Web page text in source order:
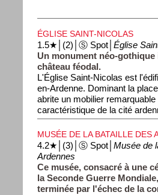
ÉGLISE SAINT-NICOLAS
1.5★│(2)│Ⓢ Spot│Église
Un monument néo-
château féodal.
L'Église Saint-Nicolas est
en-Ardenne. Dominant la
abrite un mobilier
caractéristique de la cité
MUSÉE DE LA BATAILLE DES
4.2★│(3)│Ⓢ Spot│Musée de
Ardennes
Ce musée, consacré à une
la Seconde Guerre
terminée par l'échec de la